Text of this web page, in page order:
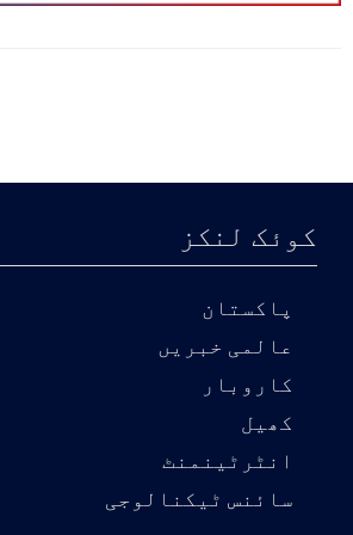
ہر قسم کی ٹریفک کے لیے
جس کے باعث آمد و رفت
اور گاڑیوں کی لمبی
گئیں۔
حکام کے مطابق علاقے میں
انٹیلی جنس بیسڈ
کوئک لنکز
پاکستان
عالمی خبریں
کاروبار
کھیل
انٹرٹینمنٹ
سائنس ٹیکنالوجی